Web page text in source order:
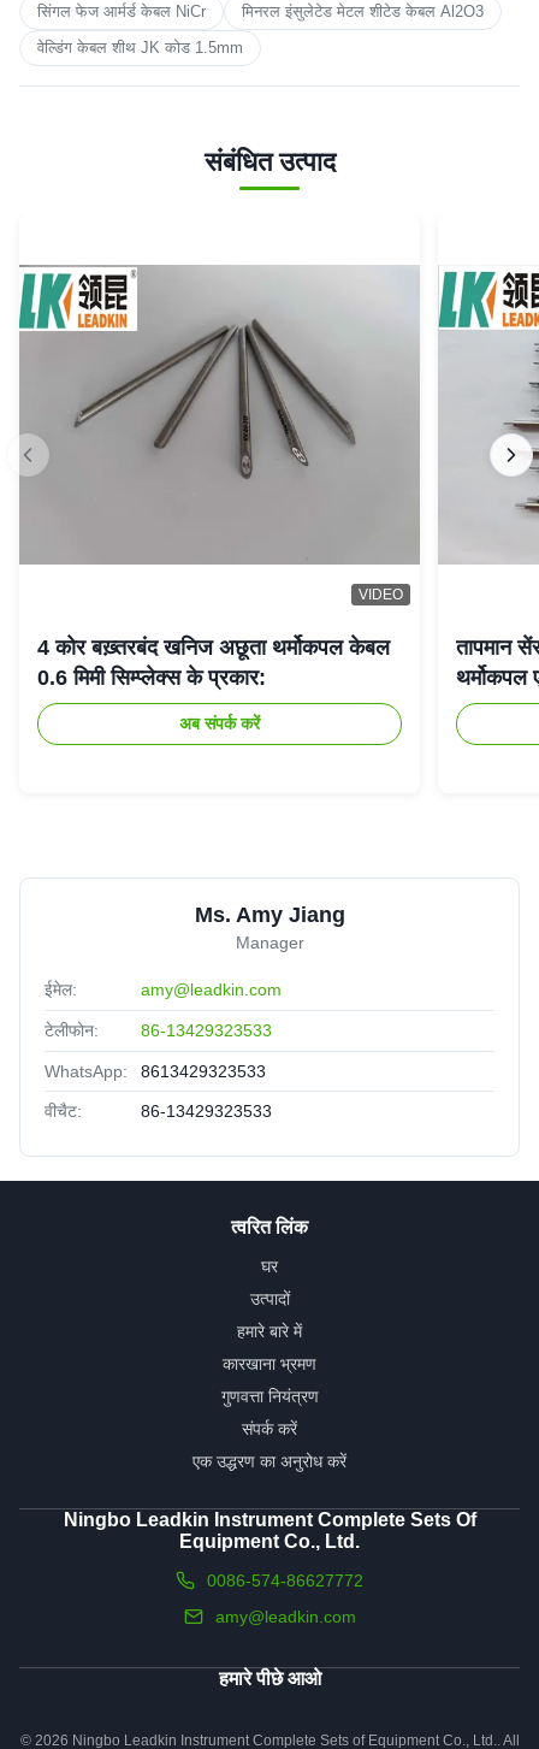
सिंगल फेज आर्मर्ड केबल NiCr
मिनरल इंसुलेटेड मेटल शीटेड केबल Al2O3
वेल्डिंग केबल शीथ JK कोड 1.5mm
संबंधित उत्पाद
VIDEO
4 कोर बख़्तरबंद खनिज अछूता थर्मोकपल केबल
0.6 मिमी सिम्प्लेक्स के प्रकार:
अब संपर्क करें
तापमान
Ms. Amy Jiang
Manager
ईमेल: amy@leadkin.com
टेलीफोन: 86-13429323533
WhatsApp: 8613429323533
वीचैट: 86-13429323533
त्वरित लिंक
घर
उत्पादों
हमारे बारे में
कारखाना भ्रमण
गुणवत्ता नियंत्रण
संपर्क करें
एक उद्धरण का अनुरोध करें
Ningbo Leadkin Instrument Complete Sets Of
Equipment Co., Ltd.
0086-574-86627772
amy@leadkin.com
हमारे पीछे आओ
© 2026 Ningbo Leadkin Instrument Complete Sets of Equipment Co., Ltd.. All